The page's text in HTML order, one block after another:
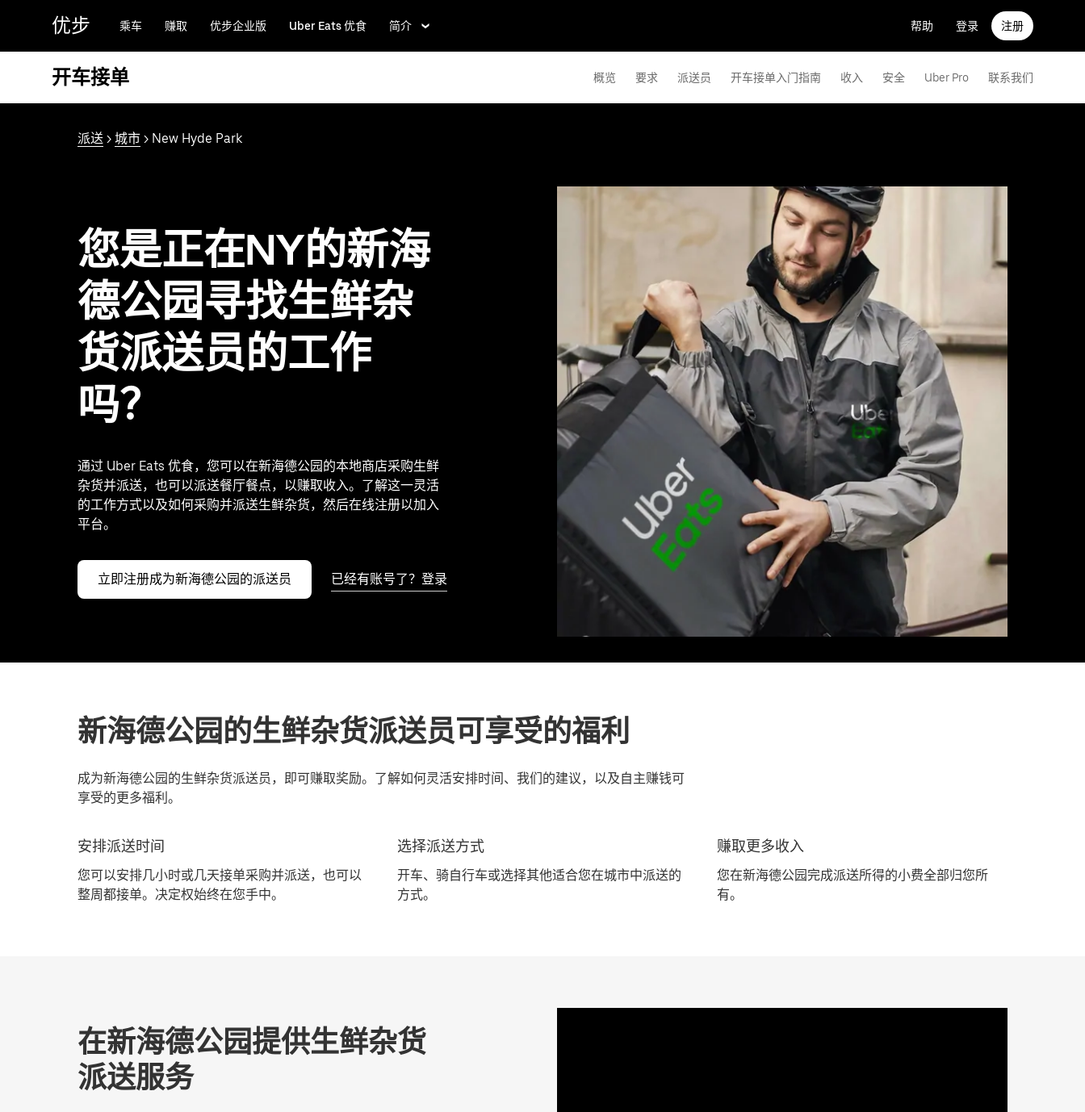
容
优步 乘车 赚取 优步企业版 Uber Eats 优食 简介 帮助 登录 注册
开车接单 概览 要求 派送员 开车接单入门指南 收入 安全 Uber Pro 联系我们
派送 > 城市 > New Hyde Park
您是正在NY的新海
德公园寻找生鲜杂
货派送员的工作
吗？
通过 Uber Eats 优食，您可以在新海德公园的本地商店采购生鲜
杂货并派送，也可以派送餐厅餐点，以赚取收入。了解这一灵活
的工作方式以及如何采购并派送生鲜杂货，然后在线注册以加入
平台。
立即注册成为新海德公园的派送员 已经有账号了？登录
新海德公园的生鲜杂货派送员可享受的福利
成为新海德公园的生鲜杂货派送员，即可赚取奖励。了解如何灵活安排时间、我们的建议，以及自主赚钱可
享受的更多福利。
安排派送时间
您可以安排几小时或几天接单采购并派送，也可以
整周都接单。决定权始终在您手中。
选择派送方式
开车、骑自行车或选择其他适合您在城市中派送的
方式。
赚取更多收入
您在新海德公园完成派送所得的小费全部归您所
有。
在新海德公园提供生鲜杂货
派送服务